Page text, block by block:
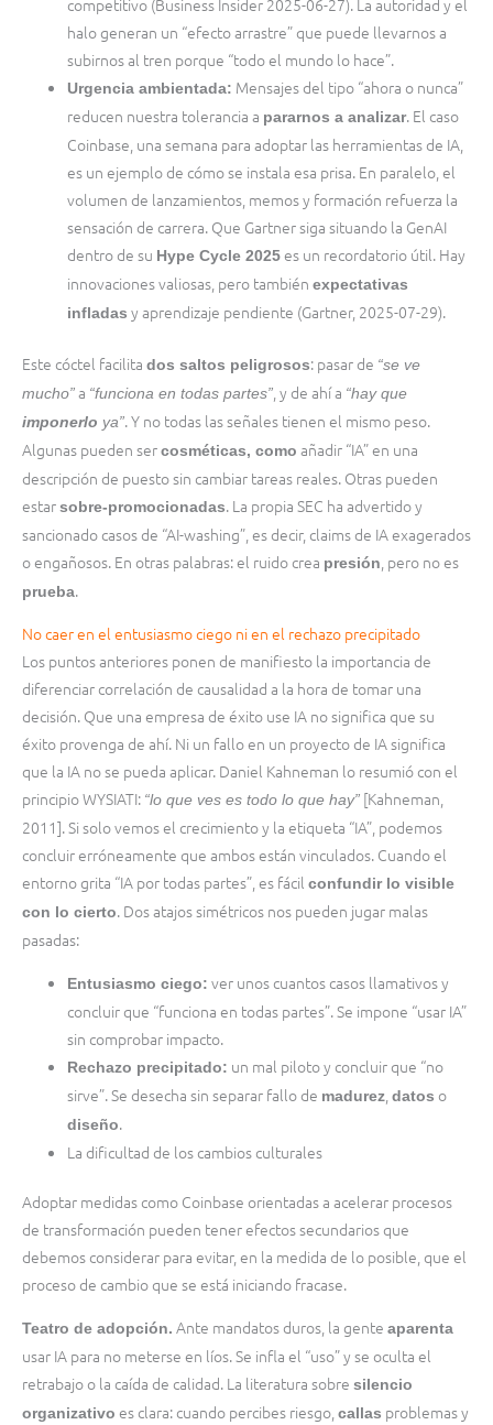
competitivo (Business Insider 2025-06-27). La autoridad y el
halo generan un “efecto arrastre” que puede llevarnos a
subirnos al tren porque “todo el mundo lo hace”.
Urgencia ambientada: Mensajes del tipo “ahora o nunca”
reducen nuestra tolerancia a pararnos a analizar. El caso
Coinbase, una semana para adoptar las herramientas de IA,
es un ejemplo de cómo se instala esa prisa. En paralelo, el
volumen de lanzamientos, memos y formación refuerza la
sensación de carrera. Que Gartner siga situando la GenAI
dentro de su Hype Cycle 2025 es un recordatorio útil. Hay
innovaciones valiosas, pero tambiénexpectativas
infladas y aprendizaje pendiente (Gartner, 2025-07-29).
Este cóctel facilita dos saltos peligrosos: pasar de “se ve
mucho” a “funciona en todas partes” , y de ahí a “hay que
imponerlo ya”. Y no todas las señales tienen el mismo peso.
Algunas pueden ser cosméticas, como añadir “IA” en una
descripción de puesto sin cambiar tareas reales. Otras pueden
estar sobre-promocionadas. La propia SEC ha advertido y
sancionado casos de “AI-washing”, es decir, claims de IA exagerados
o engañosos. En otras palabras: el ruido crea presión , pero no es
prueba.
No caer en el entusiasmo ciego ni en el rechazo precipitado
Los puntos anteriores ponen de manifiesto la importancia de
diferenciar correlación de causalidad a la hora de tomar una
decisión. Que una empresa de éxito use IA no significa que su
éxito provenga de ahí. Ni un fallo en un proyecto de IA significa
que la IA no se pueda aplicar. Daniel Kahneman lo resumió con el
principio WYSIATI: “lo que ves es todo lo que hay” [Kahneman,
2011]. Si solo vemos el crecimiento y la etiqueta “IA”, podemos
concluir erróneamente que ambos están vinculados. Cuando el
entorno grita “IA por todas partes”, es fácil confundir lo visible
con lo cierto. Dos atajos simétricos nos pueden jugar malas
pasadas:
Entusiasmo ciego: ver unos cuantos casos llamativos y
concluir que “funciona en todas partes”. Se impone “usar IA”
sin comprobar impacto.
Rechazo precipitado: un mal piloto y concluir que “no
sirve”. Se desecha sin separar fallo de madurez ,datos o
diseño.
La dificultad de los cambios culturales
Adoptar medidas como Coinbase orientadas a acelerar procesos
de transformación pueden tener efectos secundarios que
debemos considerar para evitar, en la medida de lo posible, que el
proceso de cambio que se está iniciando fracase.
Teatro de adopción. Ante mandatos duros, la gente aparenta
usar IA para no meterse en líos. Se infla el “uso” y se oculta el
retrabajo o la caída de calidad. La literatura sobre silencio
organizativo es clara: cuando percibes riesgo, callas problemas y